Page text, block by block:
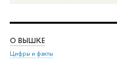
О ВЫШКЕ
Цифры и факты